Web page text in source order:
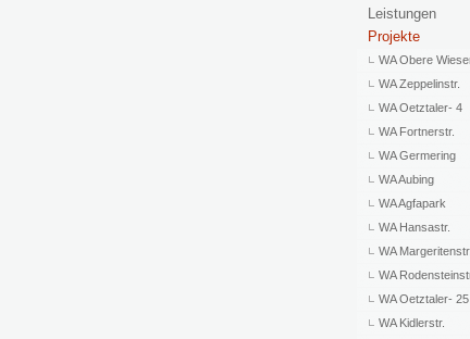
Leistungen
Projekte
WA Obere
WA Zeppelinstr.
WA Oetztaler- 4
WA Fortnerstr.
WA Germering
WA Aubing
WA Agfapark
WA Hansastr.
WA Margeritenstr.
WA
WA Oetztaler- 25
WA Kidlerstr.